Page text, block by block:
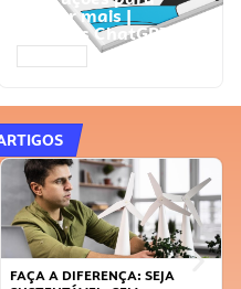
vender mais |
Prompts ChatGPT
APRENDA A GERENCIAR O SEU